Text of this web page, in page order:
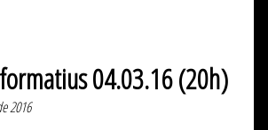
04.03.16 (20h)
2016